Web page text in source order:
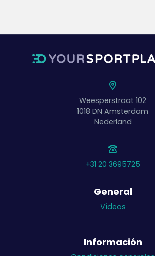
Weesperstraat 102
1018 DN Amsterdam
Nederland
+31 20 3695725
General
Vídeos
Información